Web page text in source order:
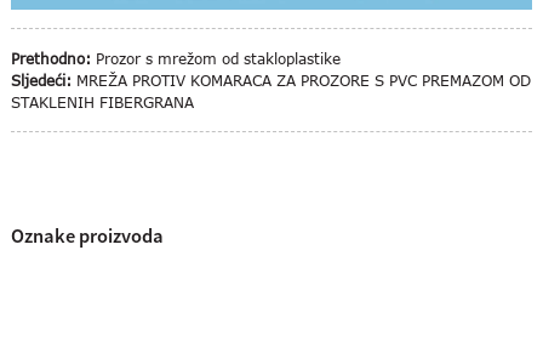
Prethodno: Prozor s mrežom od stakloplastike
Sljedeći: MREŽA PROTIV KOMARACA ZA PROZORE S PVC PREMAZOM OD
STAKLENIH FIBERGRANA
Oznake proizvoda